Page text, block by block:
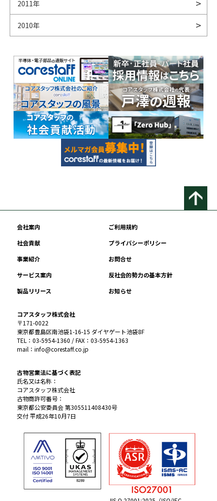
2011年
2010年
会社案内
ご利用規約
社会貢献
プライバシーポリシー
事業紹介
お問合せ
サービス案内
反社会的勢力の基本方針
製品リリース
お知らせ
コアスタッフ株式会社
〒171-0022
東京都豊島区南池袋1-16-15 ダイヤゲート池袋8F
TEL：03-5954-1360 / FAX：03-5954-1363
mail：info@corestaff.co.jp
古物営業法に基づく表記
氏名又は名称：
コアスタッフ株式会社
古物商許可番号：
東京都公安委員会 第305511408430号
交付 平成26年10月7日